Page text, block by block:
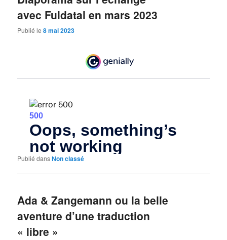
avec Fuldatal en mars 2023
Publié le8 mai 2023
Publié dansNon classé
Ada & Zangemann ou la belle
aventure d’une traduction
« libre »